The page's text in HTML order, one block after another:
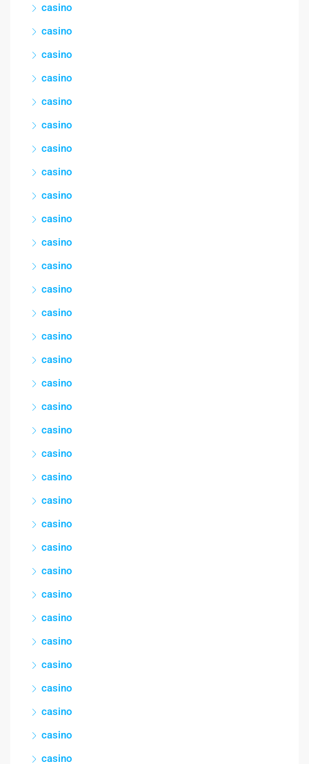
casino
casino
casino
casino
casino
casino
casino
casino
casino
casino
casino
casino
casino
casino
casino
casino
casino
casino
casino
casino
casino
casino
casino
casino
casino
casino
casino
casino
casino
casino
casino
casino
casino